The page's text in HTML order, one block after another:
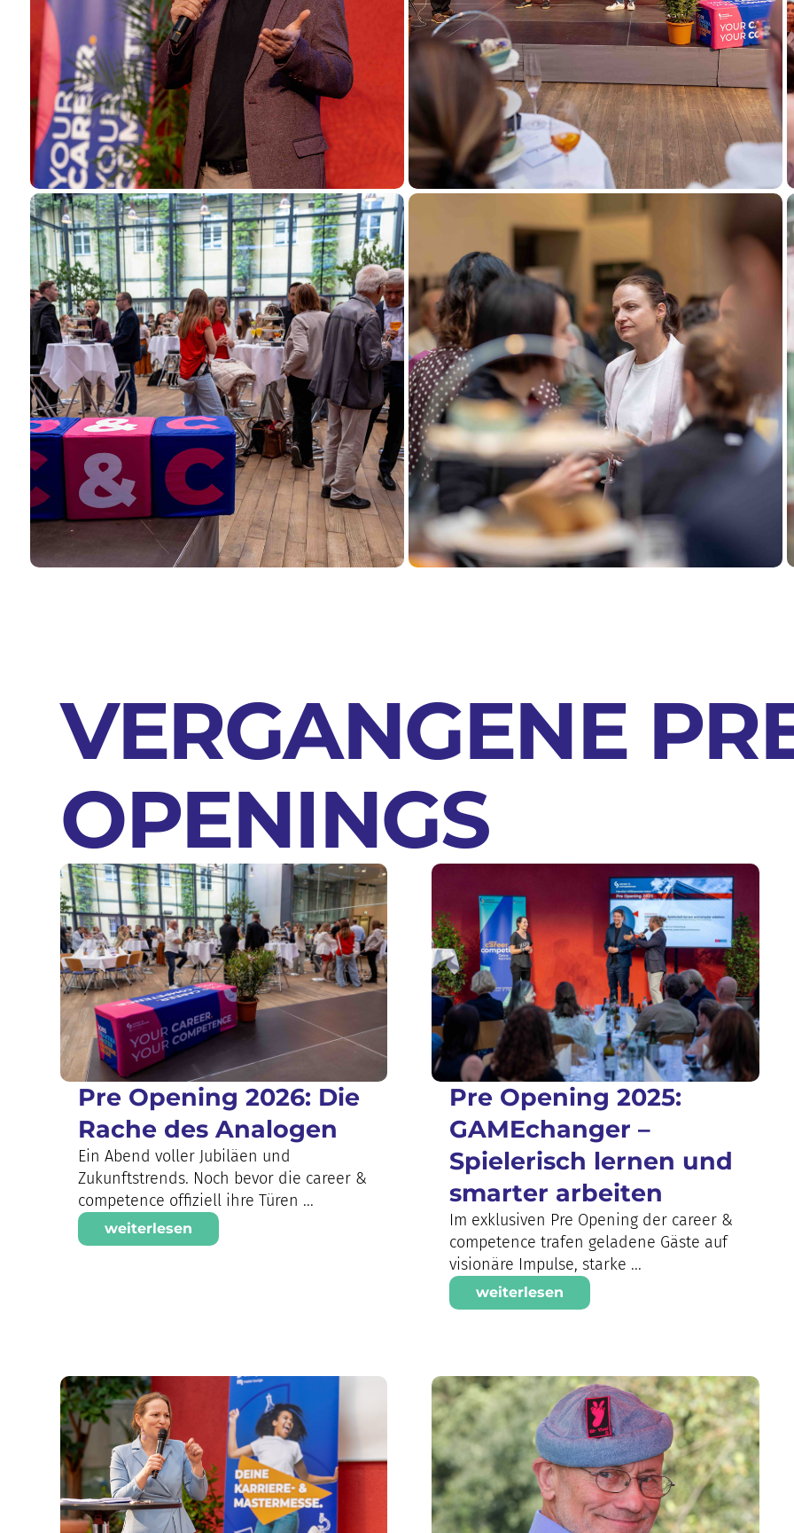
VERGANGENE
OPENINGS
Pre Opening 2026: Die
Rache des Analogen
Ein Abend voller Jubiläen und
Zukunftstrends. Noch bevor die career &
competence offiziell ihre Türen ...
weiterlesen
Pre Opening 2025:
GAMEchanger –
Spielerisch lernen und
smarter arbeiten
Im exklusiven Pre Opening der career &
competence trafen geladene Gäste auf
visionäre Impulse, starke ...
weiterlesen